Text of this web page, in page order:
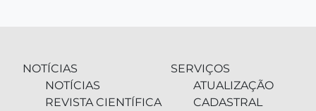
NOTÍCIAS
NOTÍCIAS
REVISTA CIENTÍFICA
SERVIÇOS
ATUALIZAÇÃO
CADASTRAL